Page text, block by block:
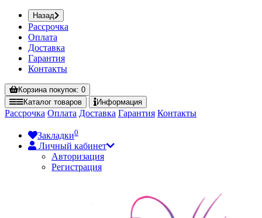
Назад
Рассрочка
Оплата
Доставка
Гарантия
Контакты
Корзинапокупок: 0
Каталог товаров Информация
Рассрочка Оплата Доставка Гарантия Контакты
Закладки0
Личный кабинет
Авторизация
Регистрация